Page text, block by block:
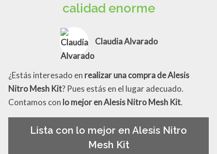
calidad enorme
Claudia Alvarado
¿Estás interesado en realizar una compra de Alesis
Nitro Mesh Kit? Pues estás en el lugar adecuado.
Contamos con lo mejor en Alesis Nitro Mesh Kit.
Lista con lo mejor en Alesis Nitro
Mesh Kit